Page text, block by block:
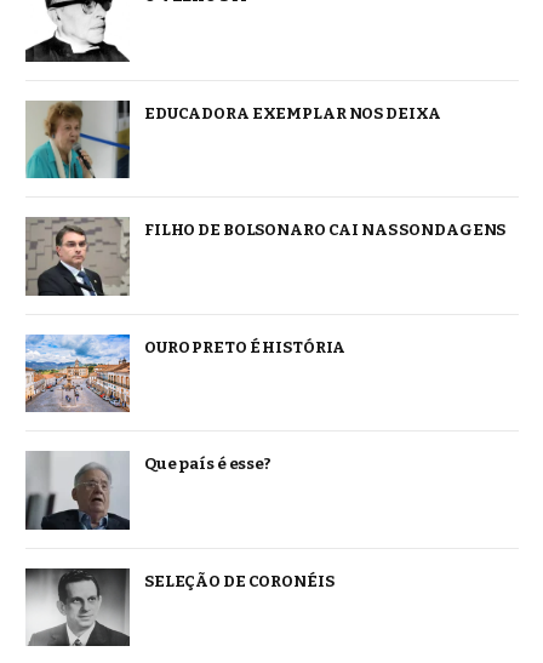
EDUCADORA EXEMPLAR NOS DEIXA
FILHO DE BOLSONARO CAI NAS SONDAGENS
OURO PRETO É HISTÓRIA
Que país é esse?
SELEÇÃO DE CORONÉIS